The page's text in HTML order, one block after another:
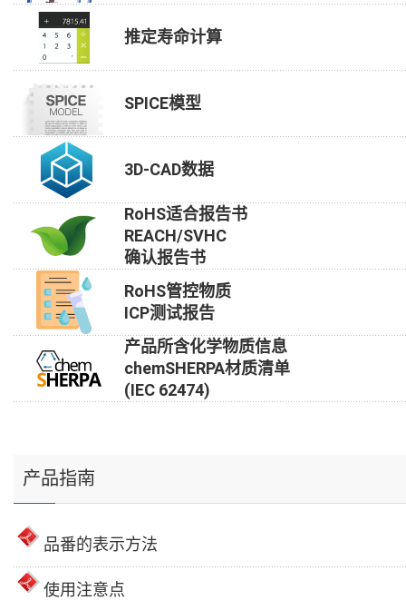
推定寿命计算
SPICE模型
3D-CAD数据
RoHS适合报告书
REACH/SVHC
确认报告书
RoHS管控物质
ICP测试报告
产品所含化学物质信息
chemSHERPA材质清单
(IEC 62474)
产品指南
品番的表示方法
使用注意点